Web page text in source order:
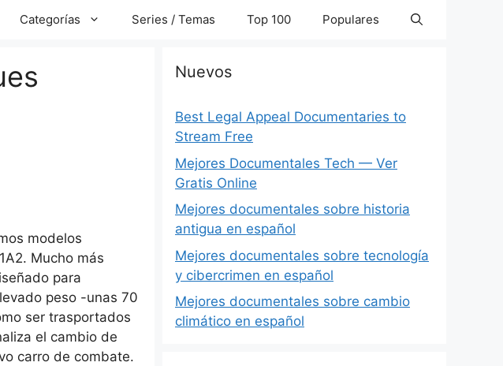
Categorías Series / Temas Top 100 Populares
modelos
Mucho más
para
peso -unas 70
ser trasportados
el cambio de
carro de combate.
Nuevos
Best Legal Appeal Documentaries to
Stream Free
Mejores Documentales Tech — Ver
Gratis Online
Mejores documentales sobre historia
antigua en español
Mejores documentales sobre tecnología
y cibercrimen en español
Mejores documentales sobre cambio
climático en español